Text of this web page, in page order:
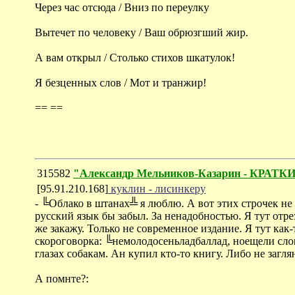
Через час отсюда / Вниз по переулку
Вытечет по человеку / Ваш обрюзгший жир.
А вам открыл / Столько стихов шкатулок!
Я безценных слов / Мот и транжир!
== ==
315582 "Александр Мельников-Казарин -
[95.91.210.168] куклин - лисинкеру
- ╚Облако в штанах╩ я люблю. А вот этих строчек не
русский язык бы забыл. За ненадобностью. Я тут
же закажу. Только не современное издание. Я тут
скороговорка: ╚немолодосеньладбаллад, ноещели
глазах собакам. Ан купил кто-то книгу. Либо не
А помнте?: